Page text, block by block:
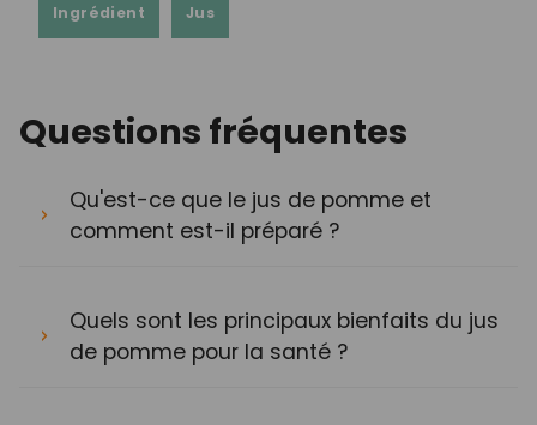
Ingrédient Jus
Questions fréquentes
Qu'est-ce que le jus de pomme et
comment est-il préparé ?
Quels sont les principaux bienfaits du jus
de pomme pour la santé ?